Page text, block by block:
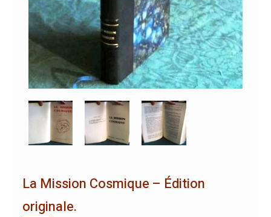
La Mission Cosmique – Édition
originale.